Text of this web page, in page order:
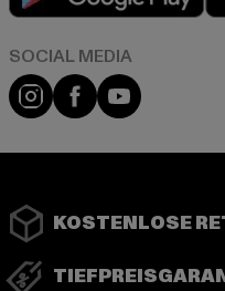
Instagram
FacebookYouTube
KOSTENLOSE